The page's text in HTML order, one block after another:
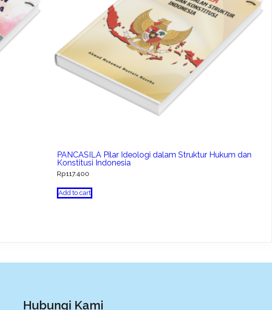
PANCASILA Pilar Ideologi dalam Struktur Hukum dan
Konstitusi Indonesia
Rp117.400
Add to cart
Hubungi Kami